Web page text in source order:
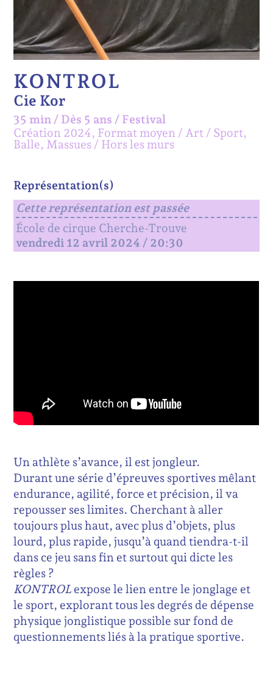
KONTROL
Cie Kor
35 min / Dès 5 ans / Festival
Création 2024, Format moyen
Art / Sport,
Balle, Massues
Hors les murs
Représentation(s)
Cette représentation est passée
École de cirque Cherche-Trouve
vendredi 12 avril 2024 / 20:30
Un athlète s’avance, il est jongleur.
Durant une série d’épreuves sportives mêlant
endurance, agilité, force et précision, il va
repousser ses limites. Cherchant à aller
toujours plus haut, avec plus d’objets, plus
lourd, plus rapide, jusqu’à quand tiendra-t-il
dans ce jeu sans fin et surtout qui dicte les
règles ?
KONTROL expose le lien entre le jonglage et
le sport, explorant tous les degrés de dépense
physique jonglistique possible sur fond de
questionnements liés à la pratique sportive.